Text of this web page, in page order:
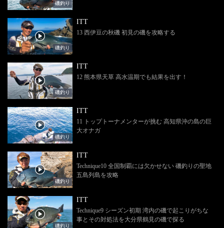
磯釣り
磯釣り
ITT
13 西伊豆の秋磯 初見の磯を攻略する
磯釣り
ITT
12 熊本県天草 高水温期でも結果を出す！
磯釣り
ITT
11 トップトーナメンターが挑む 高知県沖の島の巨
大オナガ
磯釣り
ITT
Technique10 全国制覇には欠かせない 磯釣りの聖地
五島列島を攻略
磯釣り
ITT
Technique9 シーズン初期 湾内の磯で起こりがちな
事とその対処法を大分県鶴見の磯で探る